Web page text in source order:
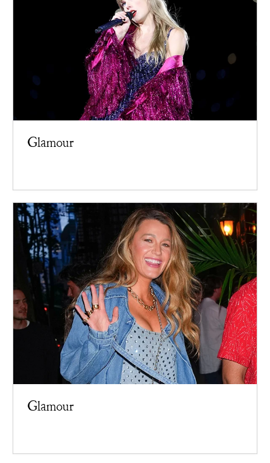
Glamour
Glamour